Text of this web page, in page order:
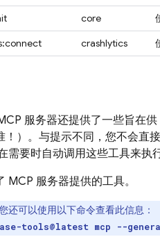
core
crashlytics
服务器还提供了一些旨在
！）。与提示不同，您不会
需要时自动调用这些工具来执
MCP 服务器提供的工具。
还可以使用以下命令查看此信息：
tools@latest mcp --